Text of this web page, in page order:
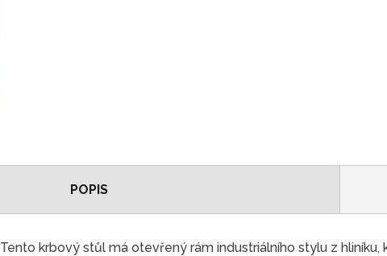
POPIS
Tento krbový stůl má otevřený rám industriálního stylu z